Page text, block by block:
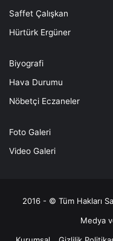
Saffet Çalışkan
Hürtürk Ergüner
Biyografi
Hava Durumu
Nöbetçi Eczaneler
Foto Galeri
Video Galeri
2016 - © Tüm Hakları
Medya